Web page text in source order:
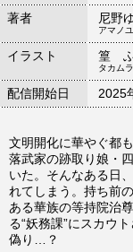
著者
尼野
アマノ
イラスト 篁
タカム
配信開始日 2025
文明開化に華やぐ都
落武家の跡取り娘・
いた。そんなある日
れてしまう。持ち前
ある華族の等持院治
る“妖務課”にスカウ
偽り…？